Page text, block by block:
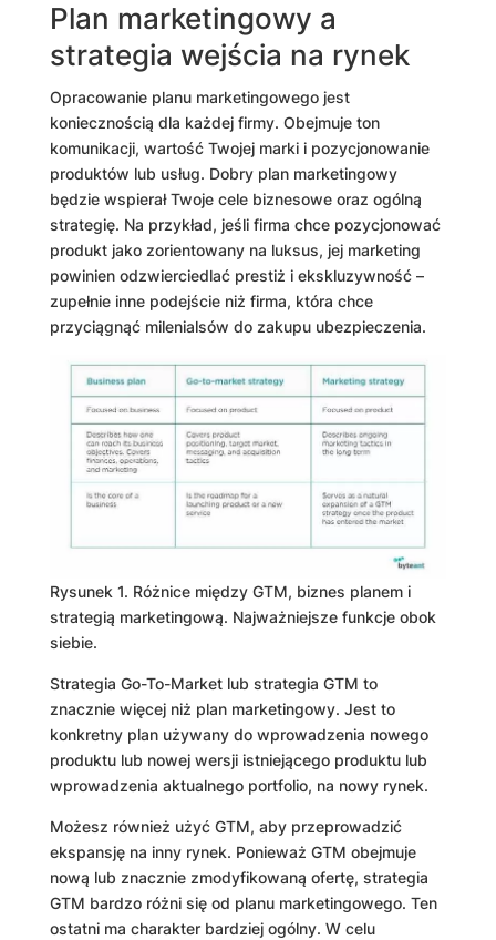
Plan marketingowy a
strategia wejścia na rynek
Opracowanie planu marketingowego jest
koniecznością dla każdej firmy. Obejmuje ton
komunikacji, wartość Twojej marki i pozycjonowanie
produktów lub usług. Dobry plan marketingowy
będzie wspierał Twoje cele biznesowe oraz ogólną
strategię. Na przykład, jeśli firma chce pozycjonować
produkt jako zorientowany na luksus, jej marketing
powinien odzwierciedlać prestiż i ekskluzywność –
zupełnie inne podejście niż firma, która chce
przyciągnąć milenialsów do zakupu ubezpieczenia.
Rysunek 1. Różnice między GTM, biznes planem i
strategią marketingową. Najważniejsze funkcje obok
siebie.
Strategia Go-To-Market lub strategia GTM to
znacznie więcej niż plan marketingowy. Jest to
konkretny plan używany do wprowadzenia nowego
produktu lub nowej wersji istniejącego produktu lub
wprowadzenia aktualnego portfolio, na nowy rynek.
Możesz również użyć GTM, aby przeprowadzić
ekspansję na inny rynek. Ponieważ GTM obejmuje
nową lub znacznie zmodyfikowaną ofertę, strategia
GTM bardzo różni się od planu marketingowego. Ten
ostatni ma charakter bardziej ogólny. W celu